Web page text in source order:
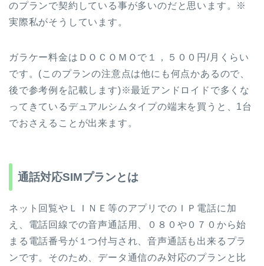
のプランで契約している事が多いのだと思います。※
実際私がそうしています。
ガラケー料金はＤＯＣＯＭＯで１，５００円/月くらい
です。(このプランの注意点は他にも何点かあるので、
後で参考例を記載します)※最近アンドロイドで多くな
ってきているデュアルシムタイプの端末を買うと、1台
でおさえることが出来ます。
通話対応SIMプランとは
ネット回覧やＬＩＮＥ等のアプリでのＩＰ電話に加
え、電話回線での音声通話用、０８０や０７０から始
まる電話番号が１つ付与され、音声通話も出来るプラ
ンです。そのため、データ通信のみ対応のプランと比